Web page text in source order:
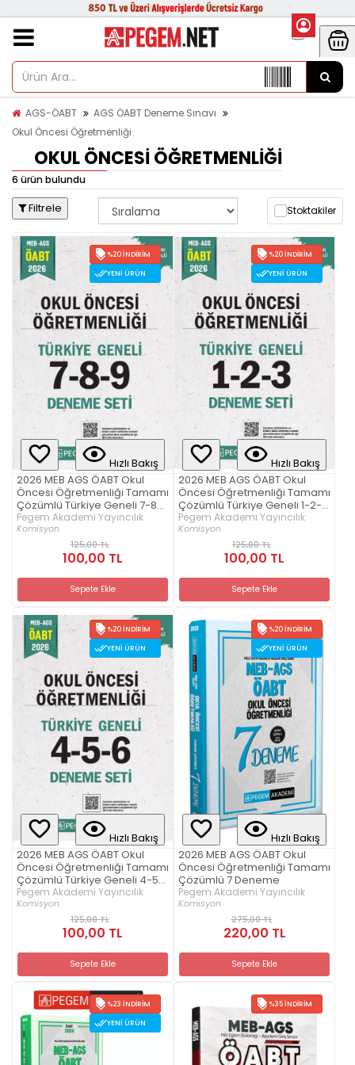
AGS-ÖABT
AGS ÖABT Deneme Sınavı
Okul Öncesi Öğretmenliği
OKUL ÖNCESI ÖĞRETMENLIĞI
6 ürün bulundu
Filtrele Stoktakiler
%20 İNDIRIM
YENI ÜRÜN
Hızlı Bakış
2026 MEB AGS ÖABT Okul
Öncesi Öğretmenliği Tamamı
Çözümlü Türkiye Geneli 7-8-9
(3'lü Deneme Seti)
Pegem Akademi Yayıncılık
Komisyon
125,00 TL
100,00 TL
Sepete Ekle
%20 İNDIRIM
YENI ÜRÜN
Hızlı Bakış
2026 MEB AGS ÖABT Okul
Öncesi Öğretmenliği Tamamı
Çözümlü Türkiye Geneli 1-2-3
(3'lü Deneme Seti)
Pegem Akademi Yayıncılık
Komisyon
125,00 TL
100,00 TL
Sepete Ekle
%20 İNDIRIM
YENI ÜRÜN
Hızlı Bakış
2026 MEB AGS ÖABT Okul
Öncesi Öğretmenliği Tamamı
Çözümlü Türkiye Geneli 4-5-
6 (3'lü Deneme Seti)
Pegem Akademi Yayıncılık
Komisyon
125,00 TL
100,00 TL
Sepete Ekle
%20 İNDIRIM
YENI ÜRÜN
Hızlı Bakış
2026 MEB AGS ÖABT Okul
Öncesi Öğretmenliği Tamamı
Çözümlü 7 Deneme
Pegem Akademi Yayıncılık
Komisyon
275,00 TL
220,00 TL
Sepete Ekle
%23 İNDIRIM
YENI ÜRÜN
%35 İNDIRIM